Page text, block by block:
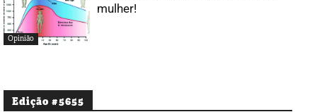
Opinião
mulher!
Edição #5655